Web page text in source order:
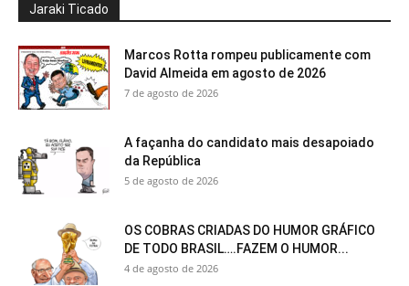
Jaraki Ticado
Marcos Rotta rompeu publicamente com
David Almeida em agosto de 2026
7 de agosto de 2026
A façanha do candidato mais desapoiado
da República
5 de agosto de 2026
OS COBRAS CRIADAS DO HUMOR GRÁFICO
DE TODO BRASIL….FAZEM O HUMOR...
4 de agosto de 2026